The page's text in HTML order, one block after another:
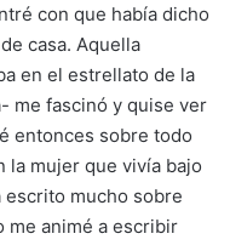
con que había dicho
casa. Aquella
en el estrellato de la
me fascinó y quise ver
entonces sobre todo
la mujer que vivía bajo
escrito mucho sobre
me animé a escribir